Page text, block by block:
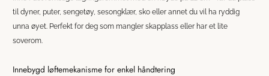
til dyner, puter, sengetøy, sesongklær, sko eller annet du vil ha ryddig
unna øyet. Perfekt for deg som mangler skapplass eller har et lite
soverom.
Innebygd løftemekanisme for enkel håndtering